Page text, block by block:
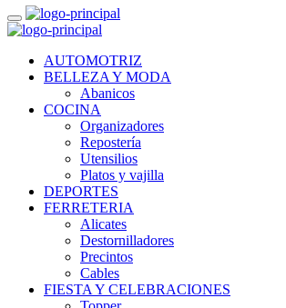
AUTOMOTRIZ
BELLEZA Y MODA
Abanicos
COCINA
Organizadores
Repostería
Utensilios
Platos y vajilla
DEPORTES
FERRETERIA
Alicates
Destornilladores
Precintos
Cables
FIESTA Y CELEBRACIONES